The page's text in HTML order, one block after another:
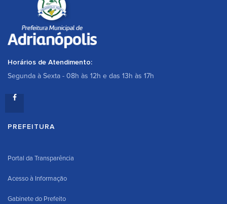
Horários de Atendimento:
Segunda à Sexta - 08h às 12h e das 13h às 17h
PREFEITURA
Portal da Transparência
Acesso à Informação
Gabinete do Prefeito